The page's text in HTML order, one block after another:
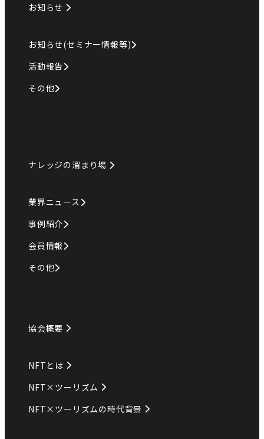
お知らせ
お知らせ(セミナー情報等)
活動報告
その他
ナレッジの溜まり場
業界ニュース
事例紹介
会員情報
その他
協会概要
NFTとは
NFT×ツーリズム
NFT×ツーリズムの時代背景